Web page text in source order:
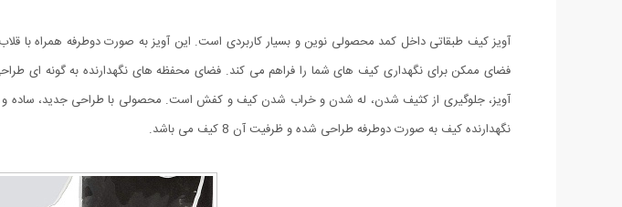
آویز کیف طبقاتی داخل کمد محصولی نوین و بسیار کاربردی است. این آویز به صورت دوطرفه همراه با
فضای ممکن برای نگهداری کیف های شما را فراهم می کند. فضای محفظه های نگهدارنده به گونه ای
آویز، جلوگیری از کثیف شدن، له شدن و خراب شدن کیف و کفش است. محصولی با طراحی جدید، ساده و
نگهدارنده کیف به صورت دوطرفه طراحی شده و ظرفیت آن 8 کیف می باشد.